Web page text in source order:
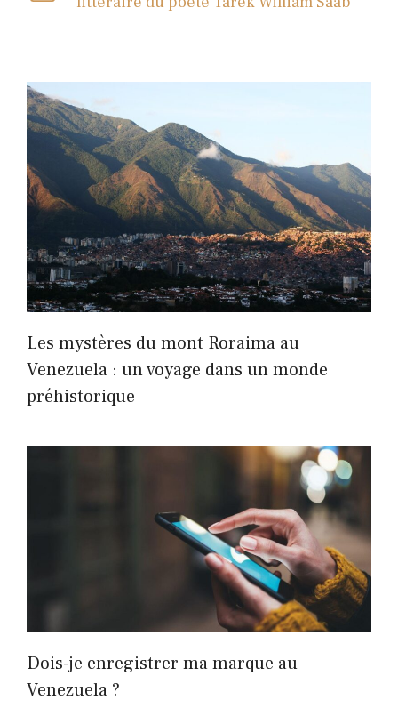
Les mystères du mont Roraima au
Venezuela : un voyage dans un monde
préhistorique
Dois-je enregistrer ma marque au
Venezuela ?